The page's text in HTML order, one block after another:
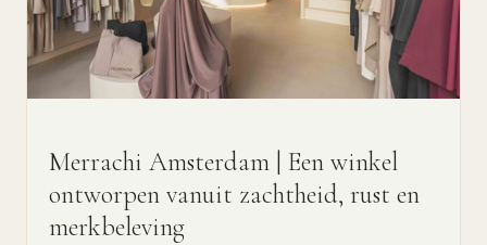
Merrachi Amsterdam | Een winkel
ontworpen vanuit zachtheid, rust en
merkbeleving